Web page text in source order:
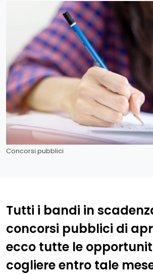
Concorsi pubblici
Tutti i bandi in
concorsi pubblici di
ecco tutte le
cogliere entro tale